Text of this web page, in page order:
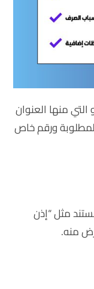
منها العنوان
ورقم خاص
مثل “إذن
منه.